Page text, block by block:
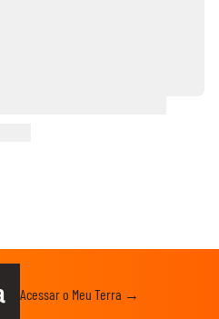
Acessar o Meu Terra →